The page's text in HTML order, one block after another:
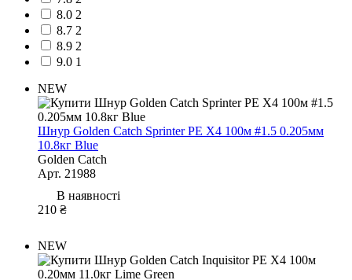
8.0 2
8.7 2
8.9 2
9.0 1
NEW
Шнур Golden Catch Sprinter PE X4 100м #1.5 0.205мм
10.8кг Blue
Golden Catch
Арт. 21988
В наявності
210 ₴
NEW